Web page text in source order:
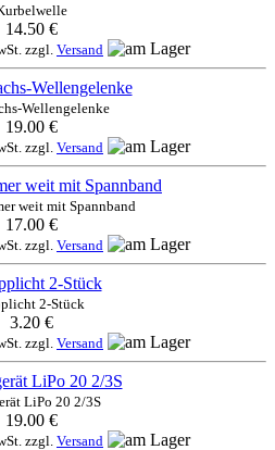
14.50 €
zzgl. Versand
Wellengelenke
19.00 €
zzgl. Versand
weit mit Spannband
17.00 €
zzgl. Versand
2-Stück
3.20 €
zzgl. Versand
LiPo 20 2/3S
19.00 €
zzgl. Versand